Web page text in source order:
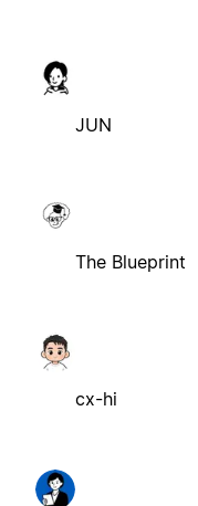
JUN
The Blueprint
cx-hi